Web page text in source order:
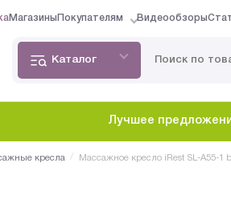
Магазины Покупателям Видеообзоры
Каталог
Лучшее
кресла / Массажное кресло iRest SL-A55-1